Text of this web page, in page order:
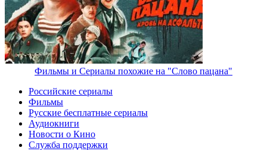
Фильмы и Сериалы похожие на "Слово пацана"
Российские сериалы
Фильмы
Русские бесплатные сериалы
Аудиокниги
Новости о Кино
Служба поддержки